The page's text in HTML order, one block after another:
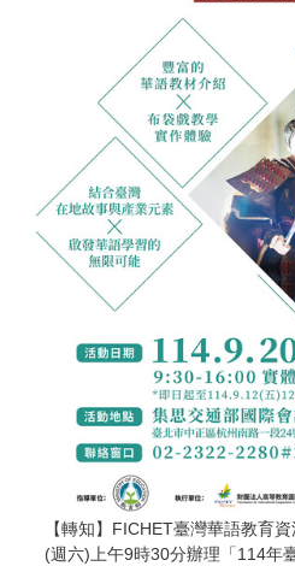
【轉知】FICHET臺灣華語教育
(週六)上午9時30分辦理「114年